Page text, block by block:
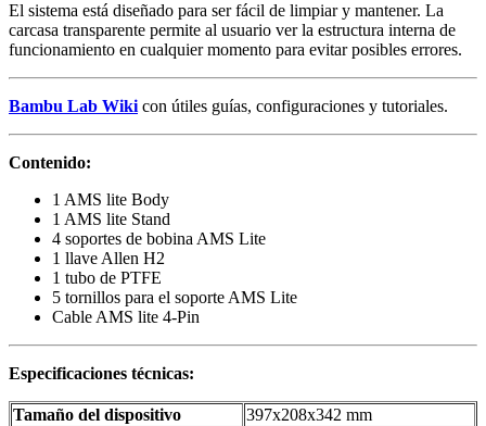
El sistema está diseñado para ser fácil de limpiar y mantener. La
carcasa transparente permite al usuario ver la estructura interna de
funcionamiento en cualquier momento para evitar posibles errores.
Bambu Lab Wiki con útiles guías, configuraciones y tutoriales.
Contenido:
1 AMS lite Body
1 AMS lite Stand
4 soportes de bobina AMS Lite
1 llave Allen H2
1 tubo de PTFE
5 tornillos para el soporte AMS Lite
Cable AMS lite 4-Pin
Especificaciones técnicas:
Tamaño del dispositivo
397x208x342 mm